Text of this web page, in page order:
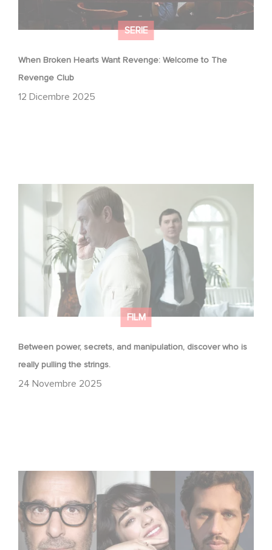
SERIE
When Broken Hearts Want Revenge: Welcome to The
Revenge Club
12 Dicembre 2025
FILM
Between power, secrets, and manipulation, discover who is
really pulling the strings.
24 Novembre 2025
Between power, secrets, and manipulation, discover
who is really pulling the strings.
Le riprese di Masterplan sono ufficialmente iniziate in